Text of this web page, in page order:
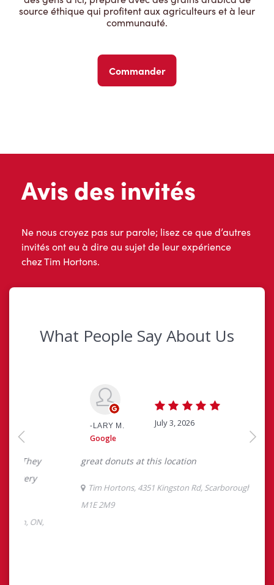
source éthique qui profitent aux agriculteurs et à leur
communauté.
Commander
Avis des invités
Ne nous croyez pas sur parole; lisez ce que d’autres
invités ont eu à dire au sujet de leur expérience
chez Tim Hortons.